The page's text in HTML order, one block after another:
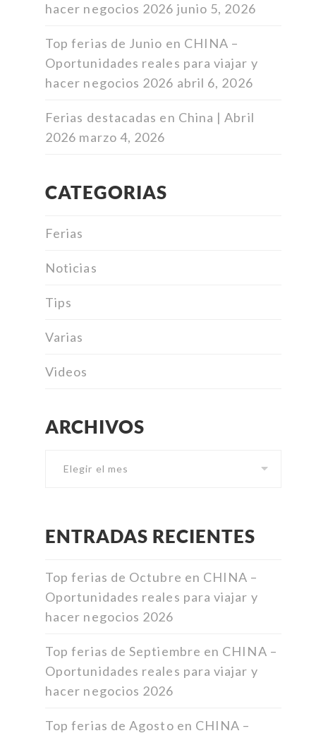
hacer negocios 2026 junio 5, 2026
Top ferias de Junio en CHINA –
Oportunidades reales para viajar y
hacer negocios 2026 abril 6, 2026
Ferias destacadas en China | Abril
2026 marzo 4, 2026
CATEGORIAS
Ferias
Noticias
Tips
Varias
Videos
ARCHIVOS
ENTRADAS RECIENTES
Top ferias de Octubre en CHINA –
Oportunidades reales para viajar y
hacer negocios 2026
Top ferias de Septiembre en CHINA –
Oportunidades reales para viajar y
hacer negocios 2026
Top ferias de Agosto en CHINA –